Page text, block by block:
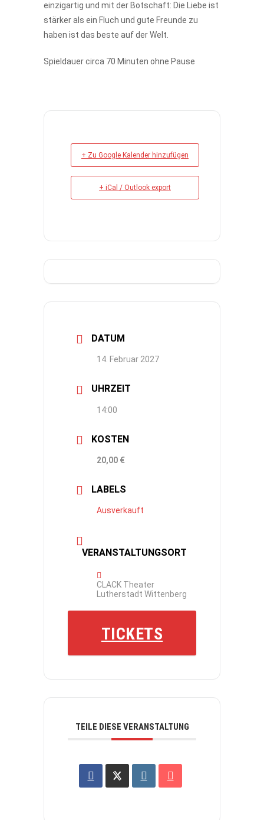
einzigartig und mit der Botschaft: Die Liebe ist
stärker als ein Fluch und gute Freunde zu
haben ist das beste auf der Welt.
Spieldauer circa 70 Minuten ohne Pause
+ Zu Google Kalender hinzufügen
+ iCal / Outlook export
DATUM
14. Februar 2027
UHRZEIT
14:00
KOSTEN
20,00 €
LABELS
Ausverkauft
VERANSTALTUNGSORT
CLACK Theater
Lutherstadt Wittenberg
TICKETS
TEILE DIESE VERANSTALTUNG